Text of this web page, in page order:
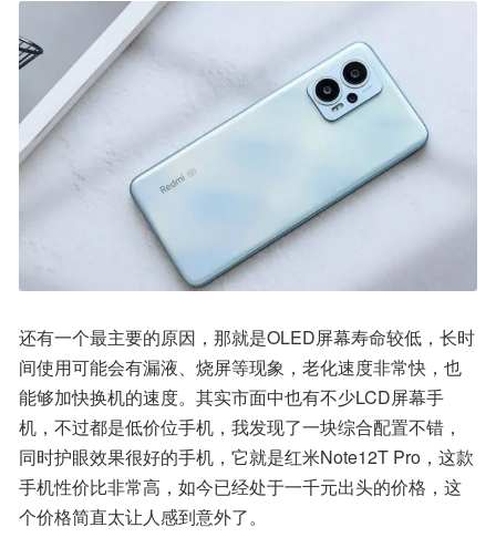
还有一个最主要的原因，那就是OLED屏幕寿命较低，长时
间使用可能会有漏液、烧屏等现象，老化速度非常快，也
能够加快换机的速度。其实市面中也有不少LCD屏幕手
机，不过都是低价位手机，我发现了一块综合配置不错，
同时护眼效果很好的手机，它就是红米Note12T Pro，这款
手机性价比非常高，如今已经处于一千元出头的价格，这
个价格简直太让人感到意外了。